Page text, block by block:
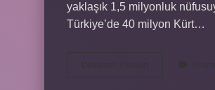
yaklaşık 1,5 milyonluk
Türkiye’de 40 milyon Kürt…